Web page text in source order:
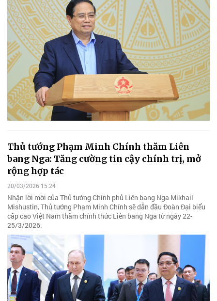
Thủ tướng Phạm Minh Chính thăm Liên
bang Nga: Tăng cường tin cậy chính trị, mở
rộng hợp tác
20/03/2026 15:24
Nhận lời mời của Thủ tướng Chính phủ Liên bang Nga Mikhail
Mishustin, Thủ tướng Phạm Minh Chính sẽ dẫn đầu Đoàn Đại biểu
cấp cao Việt Nam thăm chính thức Liên bang Nga từ ngày 22-
25/3/2026.